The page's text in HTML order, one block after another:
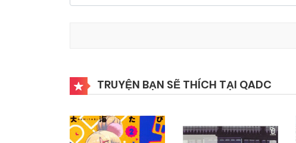
TRUYỆN BẠN SẼ THÍCH TẠI QADC